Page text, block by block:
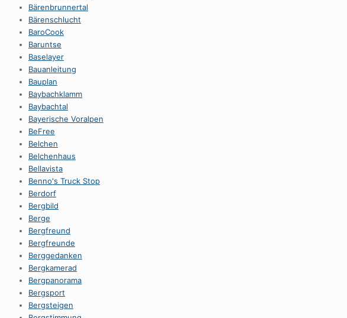
Bärenbrunnertal
Bärenschlucht
BaroCook
Baruntse
Baselayer
Bauanleitung
Bauplan
Baybachklamm
Baybachtal
Bayerische Voralpen
BeFree
Belchen
Belchenhaus
Bellavista
Benno's Truck Stop
Berdorf
Bergbild
Berge
Bergfreund
Bergfreunde
Berggedanken
Bergkamerad
Bergpanorama
Bergsport
Bergsteigen